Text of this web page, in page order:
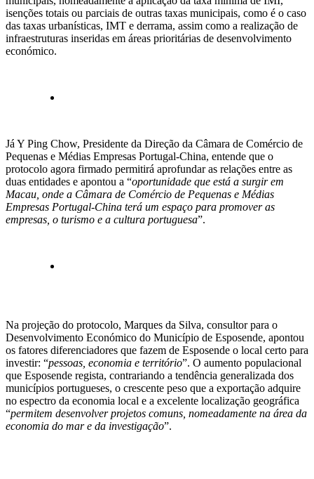
isenções totais ou parciais de outras taxas municipais, como é o caso
das taxas urbanísticas, IMT e derrama, assim como a realização de
infraestruturas inseridas em áreas prioritárias de desenvolvimento
económico.
Já Y Ping Chow, Presidente da Direção da Câmara de Comércio de
Pequenas e Médias Empresas Portugal-China, entende que o
protocolo agora firmado permitirá aprofundar as relações entre as
duas entidades e apontou a “oportunidade que está a surgir em
Macau, onde a Câmara de Comércio de Pequenas e Médias
Empresas Portugal-China terá um espaço para promover as
empresas, o turismo e a cultura portuguesa”.
Na projeção do protocolo, Marques da Silva, consultor para o
Desenvolvimento Económico do Município de Esposende, apontou
os fatores diferenciadores que fazem de Esposende o local certo para
investir: “pessoas, economia e território”. O aumento populacional
que Esposende regista, contrariando a tendência generalizada dos
municípios portugueses, o crescente peso que a exportação adquire
no espectro da economia local e a excelente localização geográfica
“permitem desenvolver projetos comuns, nomeadamente na área da
economia do mar e da investigação”.